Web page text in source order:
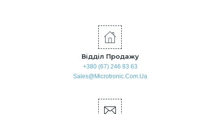
Відділ Продажу
+380 (67) 246 83 63
Sales@microtronic.com.ua